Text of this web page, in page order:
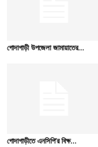
গোদাগাড়ী উপজেলা জামায়াতের...
গোদাগাড়ীতে এনসিপি’র বিক্ষ...